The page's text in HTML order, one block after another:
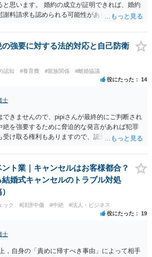
と思います。 婚約の成立が証明できれば、婚約
謝料請求も認められる可能性があります。
強要に対する法的対応と自己防衛
認知 #養育費 #親族関係 #離婚協議
役にたった 14
士
できませんので、pipiさんが最終的にご判断され
絶を強要するために脅迫的な発言があれば犯罪
受け取る権利もありますので、認知等につきお
ト業｜キャンセルはお客様都合？
結婚式キャンセルのトラブル対処
ック #誹謗中傷 #中絶 #法人・ビジネス
役にたった 19
士
，自身の「責めに帰すべき事由」によって相手